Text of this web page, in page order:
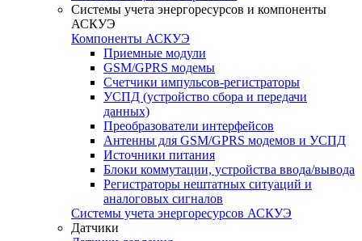
Системы учета энергоресурсов и компоненты
АСКУЭ
Компоненты АСКУЭ
Приемные модули
GSM/GPRS модемы
Счетчики импульсов-регистраторы
УСПД (устройство сбора и передачи
данных)
Преобразователи интерфейсов
Антенны для GSM/GPRS модемов и УСПД
Источники питания
Блоки коммутации, устройства ввода/вывода
Регистраторы нештатных ситуаций и
аналоговых сигналов
Системы учета энергоресурсов АСКУЭ
Датчики